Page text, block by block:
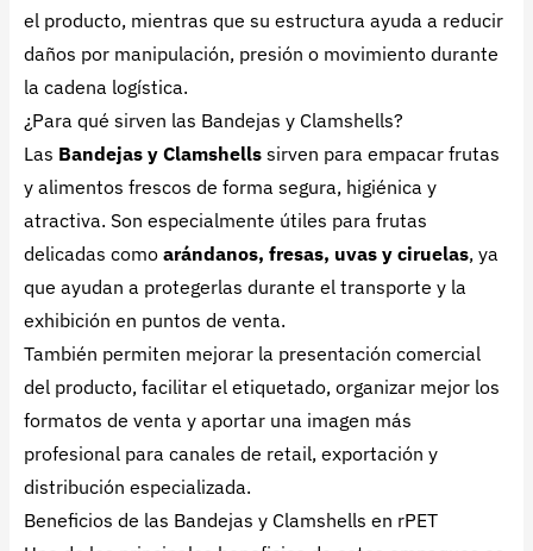
el producto, mientras que su estructura ayuda a reducir
daños por manipulación, presión o movimiento durante
la cadena logística.
¿Para qué sirven las Bandejas y Clamshells?
Las Bandejas y Clamshells sirven para empacar frutas
y alimentos frescos de forma segura, higiénica y
atractiva. Son especialmente útiles para frutas
delicadas como arándanos, fresas, uvas y ciruelas, ya
que ayudan a protegerlas durante el transporte y la
exhibición en puntos de venta.
También permiten mejorar la presentación comercial
del producto, facilitar el etiquetado, organizar mejor los
formatos de venta y aportar una imagen más
profesional para canales de retail, exportación y
distribución especializada.
Beneficios de las Bandejas y Clamshells en rPET